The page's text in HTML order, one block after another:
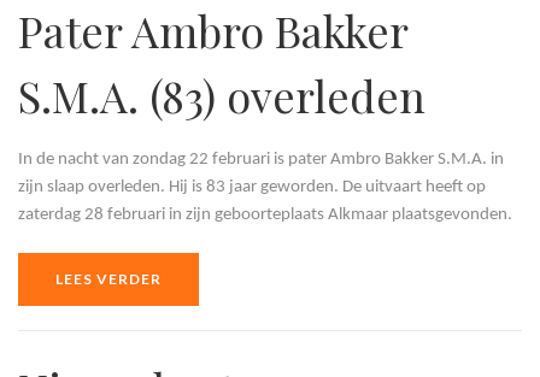
Pater Ambro Bakker
S.M.A. (83) overleden
In de nacht van zondag 22 februari is pater Ambro Bakker S.M.A. in
zijn slaap overleden. Hij is 83 jaar geworden. De uitvaart heeft op
zaterdag 28 februari in zijn geboorteplaats Alkmaar plaatsgevonden.
LEES VERDER